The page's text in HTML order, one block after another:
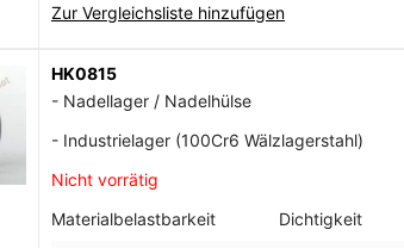
Zur Vergleichsliste hinzufügen
HK0815
- Nadellager / Nadelhülse
- Industrielager (100Cr6 Wälzlagerstahl)
Nicht vorrätig
Materialbelastbarkeit
Dichtigkeit